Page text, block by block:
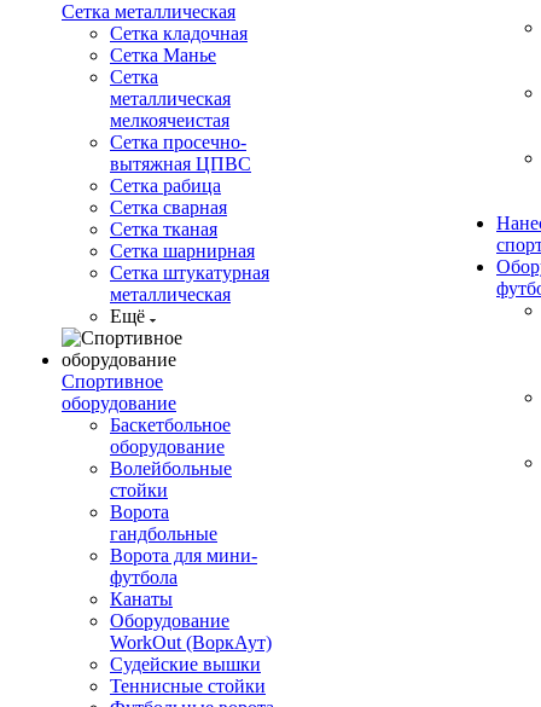
Сетка металлическая
Сетка кладочная
Сетка Манье
Сетка
металлическая
мелкоячеистая
Сетка просечно-
вытяжная ЦПВС
Сетка рабица
Сетка сварная
Сетка тканая
Сетка шарнирная
Сетка штукатурная
металлическая
Ещё
Спортивное
оборудование
Баскетбольное
оборудование
Волейбольные
стойки
Ворота
гандбольные
Ворота для мини-
футбола
Канаты
Оборудование
WorkOut (ВоркАут)
Судейские вышки
Теннисные стойки